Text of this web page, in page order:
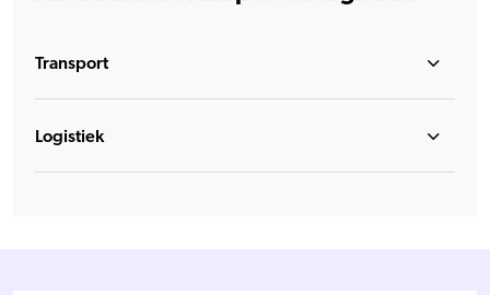
Transport
Logistiek